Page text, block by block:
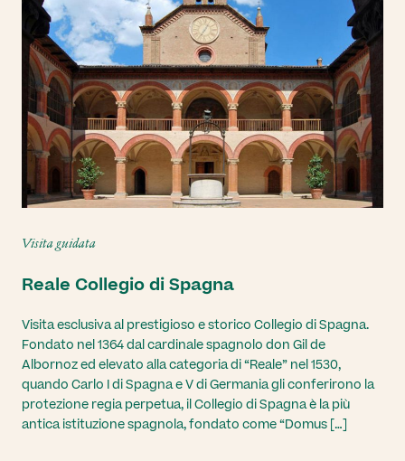
Visita guidata
Reale Collegio di Spagna
Visita esclusiva al prestigioso e storico Collegio di Spagna.
Fondato nel 1364 dal cardinale spagnolo don Gil de
Albornoz ed elevato alla categoria di “Reale” nel 1530,
quando Carlo I di Spagna e V di Germania gli conferirono la
protezione regia perpetua, il Collegio di Spagna è la più
antica istituzione spagnola, fondato come “Domus […]